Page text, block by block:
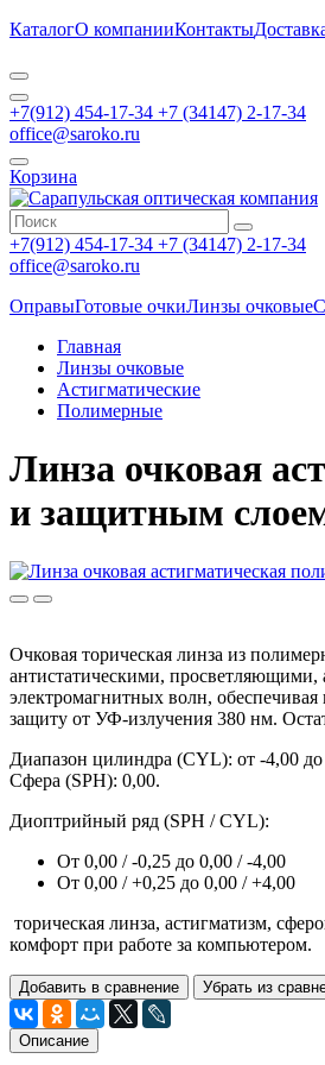
КаталогО компанииКонтакты
+7(912) 454-17-34 +7 (34147) 2-17-34
office@saroko.ru
Корзина
+7(912) 454-17-34 +7 (34147) 2-17-34
office@saroko.ru
ОправыГотовые очкиЛинзы очковые
Главная
Линзы очковые
Астигматические
Полимерные
Линза очковая
и защитным
Очковая торическая линза из
антистатическими,
электромагнитных волн,
защиту от УФ-излучения 380 нм.
Диапазон цилиндра (CYL): от -4,00 до
Сфера (SPH): 0,00.
Диоптрийный ряд (SPH / CYL):
От 0,00 / -0,25 до 0,00 / -4,00
От 0,00 / +0,25 до 0,00 / +4,00
торическая линза, астигматизм,
комфорт при работе за компьютером.
Добавить в сравнение Убрать из
Описание